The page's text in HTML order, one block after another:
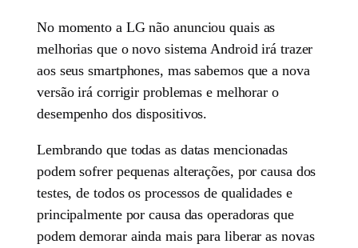
No momento a LG não anunciou quais as
melhorias que o novo sistema Android irá trazer
aos seus smartphones, mas sabemos que a nova
versão irá corrigir problemas e melhorar o
desempenho dos dispositivos.
Lembrando que todas as datas mencionadas
podem sofrer pequenas alterações, por causa dos
testes, de todos os processos de qualidades e
principalmente por causa das operadoras que
podem demorar ainda mais para liberar as novas